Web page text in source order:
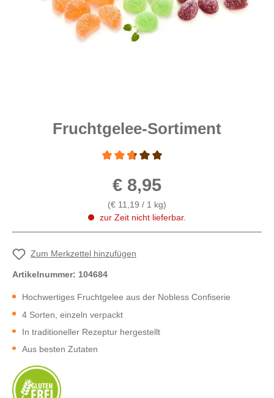
Fruchtgelee-Sortiment
€ 8,95
(€ 11,19 / 1 kg)
zur Zeit nicht lieferbar.
Zum Merkzettel hinzufügen
Artikelnummer: 104684
Hochwertiges Fruchtgelee aus der Nobless Confiserie
4 Sorten, einzeln verpackt
In traditioneller Rezeptur hergestellt
Aus besten Zutaten